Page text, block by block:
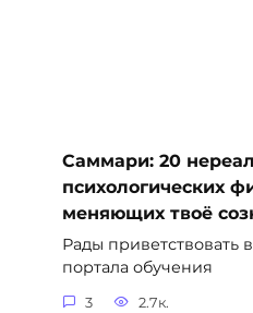
Саммари: 20
психологических
меняющих твоё
Рады приветствовать
портала обучения
3 2.7к.